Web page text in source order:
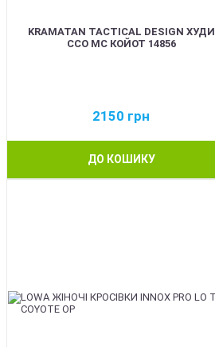
KRAMATAN TACTICAL DESIGN ХУДИ
ССО МС КОЙОТ 14856
2150 грн
ДО КОШИКУ